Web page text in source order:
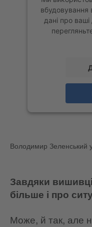
вбудовування
дані про
Володимир Зеленський
Завдяки
більше і про
Може, й так, але